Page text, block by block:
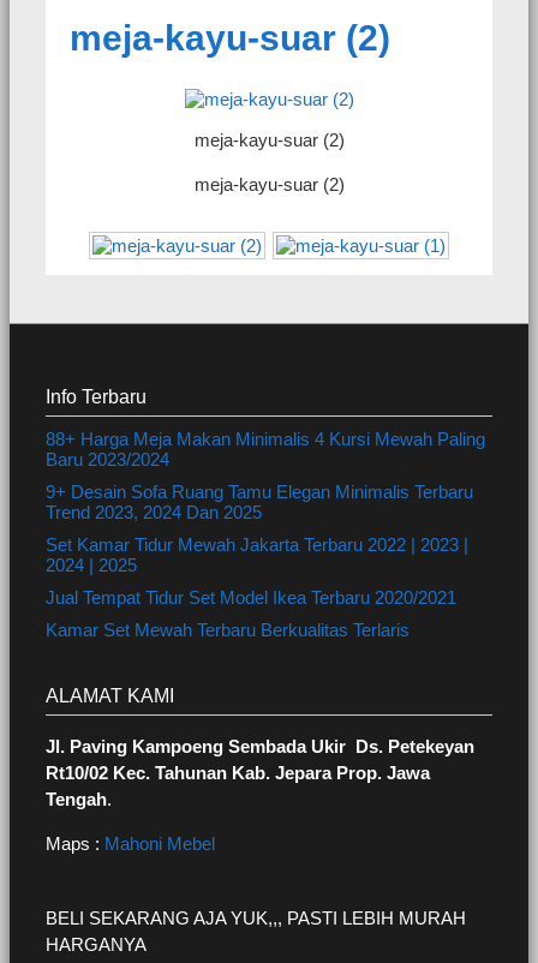
meja-kayu-suar (2)
meja-kayu-suar (2)
meja-kayu-suar (2)
Info Terbaru
88+ Harga Meja Makan Minimalis 4 Kursi Mewah Paling
Baru 2023/2024
9+ Desain Sofa Ruang Tamu Elegan Minimalis Terbaru
Trend 2023, 2024 Dan 2025
Set Kamar Tidur Mewah Jakarta Terbaru 2022 | 2023 |
2024 | 2025
Jual Tempat Tidur Set Model Ikea Terbaru 2020/2021
Kamar Set Mewah Terbaru Berkualitas Terlaris
ALAMAT KAMI
Jl. Paving Kampoeng Sembada Ukir Ds. Petekeyan
Rt10/02 Kec. Tahunan Kab. Jepara Prop. Jawa
Tengah.
Maps : Mahoni Mebel
BELI SEKARANG AJA YUK,,, PASTI LEBIH MURAH
HARGANYA